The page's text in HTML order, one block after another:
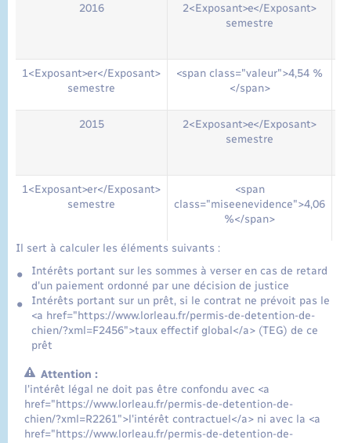
2016
2<Exposant>e</Exposant>
semestre
1<Exposant>er</Exposant>
semestre
<span class="valeur">4,54 %
</span>
2015
2<Exposant>e</Exposant>
semestre
1<Exposant>er</Exposant>
semestre
<span
class="miseenevidence">4,06
%</span>
Il sert à calculer les éléments suivants :
Intérêts portant sur les sommes à verser en cas de retard
d'un paiement ordonné par une décision de justice
Intérêts portant sur un prêt, si le contrat ne prévoit pas le
<a href="https://www.lorleau.fr/permis-de-detention-de-
chien/?xml=F2456">taux effectif global</a> (TEG) de ce
prêt
Attention :
l'intérêt légal ne doit pas être confondu avec <a
href="https://www.lorleau.fr/permis-de-detention-de-
chien/?xml=R2261">l'intérêt contractuel</a> ni avec la <a
href="https://www.lorleau.fr/permis-de-detention-de-